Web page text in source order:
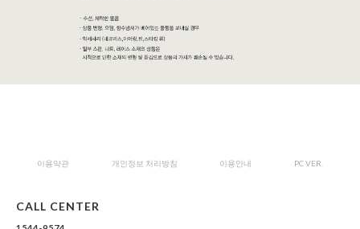
이용약관 개인정보 처리방침 이용안내 PC VER.
CALL CENTER